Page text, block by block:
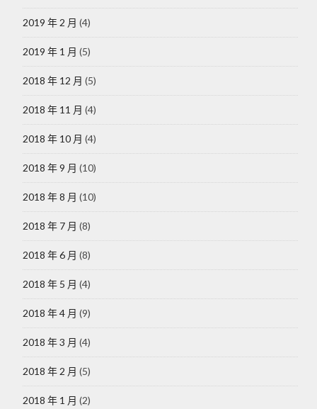
2019 年 2 月 (4)
2019 年 1 月 (5)
2018 年 12 月 (5)
2018 年 11 月 (4)
2018 年 10 月 (4)
2018 年 9 月 (10)
2018 年 8 月 (10)
2018 年 7 月 (8)
2018 年 6 月 (8)
2018 年 5 月 (4)
2018 年 4 月 (9)
2018 年 3 月 (4)
2018 年 2 月 (5)
2018 年 1 月 (2)